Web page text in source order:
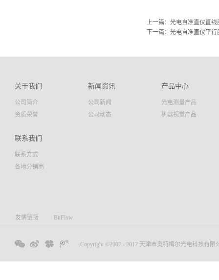
上一篇： 光电自准直仪直线
下一篇： 光电自准直仪平行
关于我们
公司简介
资质荣誉
新闻资讯
公司新闻
公司动态
产品中心
光电测量产品
机器视觉产品
联系我们
联系方式
各地分销商
友情链接 BitFlow
Copyright ©2007 - 2017 天津市奥特梅尔光电科技有限